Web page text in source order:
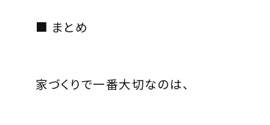
■ まとめ
家づくりで一番大切なのは、